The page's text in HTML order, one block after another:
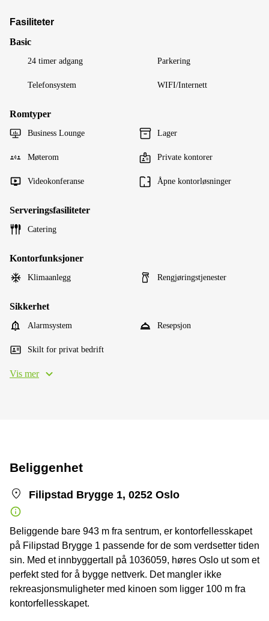
Fasiliteter
Basic
24 timer adgang Parkering
Telefonsystem WIFI/Internett
Romtyper
Business Lounge Lager
Møterom Private kontorer
Videokonferanse Åpne kontorløsninger
Serveringsfasiliteter
Catering
Kontorfunksjoner
Klimaanlegg Rengjøringstjenester
Sikkerhet
Alarmsystem Resepsjon
Skilt for privat bedrift
Vis mer
Beliggenhet
Filipstad Brygge 1, 0252 Oslo
Beliggende bare 943 m fra sentrum, er kontorfellesskapet
på Filipstad Brygge 1 passende for de som verdsetter tiden
sin. Med et innbyggertall på 1036059, høres Oslo ut som et
perfekt sted for å bygge nettverk. Det mangler ikke
rekreasjonsmuligheter med kinoen som ligger 100 m fra
kontorfellesskapet.